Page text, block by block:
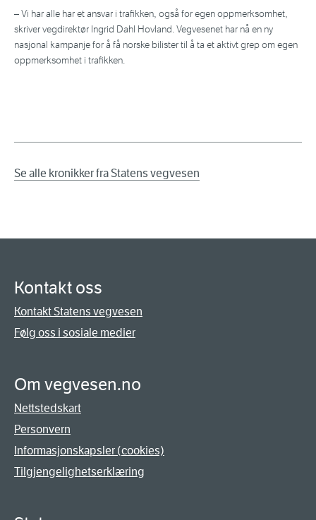
– Vi har alle har et ansvar i trafikken, også for egen oppmerksomhet,
skriver vegdirektør Ingrid Dahl Hovland. Vegvesenet har nå en ny
nasjonal kampanje for å få norske bilister til å ta et aktivt grep om egen
oppmerksomhet i trafikken.
Se alle kronikker fra Statens vegvesen
Kontakt oss
Kontakt Statens vegvesen
Følg oss i sosiale medier
Om vegvesen.no
Nettstedskart
Personvern
Informasjonskapsler (cookies)
Tilgjengelighetserklæring